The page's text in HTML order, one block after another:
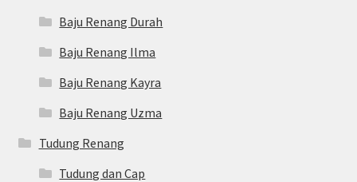
Baju Renang Durah
Baju Renang Ilma
Baju Renang Kayra
Baju Renang Uzma
Tudung Renang
Tudung dan Cap